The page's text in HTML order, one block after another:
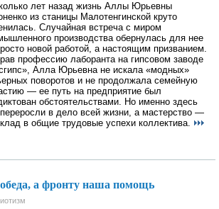
лет назад жизнь Аллы Юрьевны
из станицы Малотенгинской круто
Случайная встреча с миром
производства обернулась для нее
новой работой, а настоящим призванием.
профессию лаборанта на гипсовом заводе
Алла Юрьевна не искала «модных»
поворотов и не продолжала семейную
— ее путь на предприятие был
обстоятельствами. Но именно здесь
в дело всей жизни, а мастерство —
в общие трудовые успехи коллектива.
а фронту наша помощь